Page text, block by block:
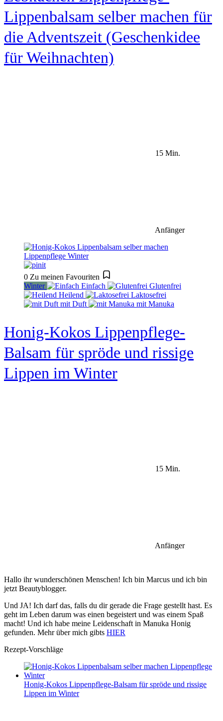
Lippenbalsam selber machen für
die Adventszeit (Geschenkidee
für Weihnachten)
15 Min.
Anfänger
0 Zu meinen Favouriten
Winter
Einfach
Glutenfrei
Heilend
Laktosefrei
mit Duft
mit Manuka
Honig-Kokos Lippenpflege-
Balsam für spröde und rissige
Lippen im Winter
15 Min.
Anfänger
Hallo ihr wunderschönen Menschen! Ich bin Marcus und ich bin
jetzt Beautyblogger.
Und JA! Ich darf das, falls du dir gerade die Frage gestellt hast. Es
geht im Leben darum was einen begeistert und was einem Spaß
macht! Und ich habe meine Leidenschaft in Manuka Honig
gefunden. Mehr über mich gibts HIER
Rezept-Vorschläge
Honig-Kokos Lippenpflege-Balsam für spröde und rissige
Lippen im Winter